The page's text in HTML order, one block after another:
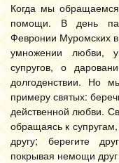
Когда мы
помощи. В день
Февронии Муромских
умножении любви,
супругов, о
долгоденствии. Но
примеру святых:
действенной любви.
обращаясь к
другу; берегите
покрывая немощи